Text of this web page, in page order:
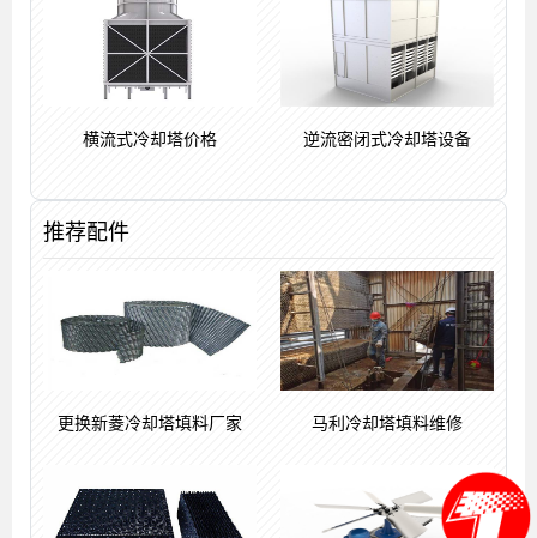
横流式冷却塔价格 逆流密闭式冷却塔设备
推荐配件
更换新菱冷却塔填料厂家 马利冷却塔填料维修